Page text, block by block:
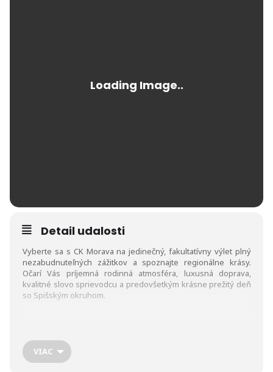
Detail udalosti
Vyberte sa s CK Morava na jedinečný, fakultatívny výlet plný
nezabudnuteľných zážitkov a spoznajte regionálne krásy.
Očarí Vás príjemná rodinná atmosféra, luxusná doprava,
kvalitné slovo sprievodcu a predovšetkým krásne prežitý deň
so Spišským okruhom.
Program výletu: kostol Žehra, Spišská Kapitula, Spišský hrad,
VIAC